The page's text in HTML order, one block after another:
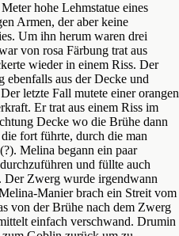
hohe Lehmstatue eines
Armen, der aber keine
Um ihn herum waren drei
von rosa Färbung trat aus
wieder in einem Riss. Der
ebenfalls aus der Decke und
letzte Fall mutete einer orangen
Er trat aus einem Riss im
Decke wo die Brühe dann
fort führte, durch die man
Melina begann ein paar
und füllte auch
Der Zwerg wurde irgendwann
Manier brach ein Streit vom
von der Brühe nach dem Zwerg
einfach verschwand. Drumin